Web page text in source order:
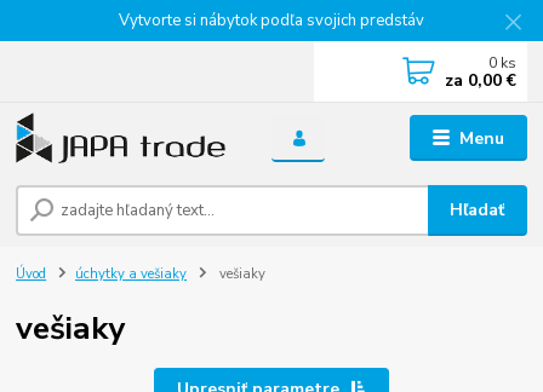
Vytvorte si nábytok podľa svojich predstáv
Menu
Hľadať
0 ks
za 0,00 €
Úvod úchytky a vešiaky vešiaky
vešiaky